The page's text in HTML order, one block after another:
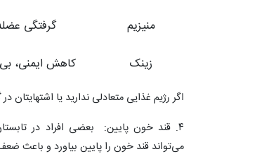
منیزیم
گرفتگی
زینک
کاهش ایمنی،
اگر رژیم غذایی متعادلی ندارید یا
۴. قند خون پایین: بعضی افراد در
می‌تواند قند خون را پایین بیاورد و باعث